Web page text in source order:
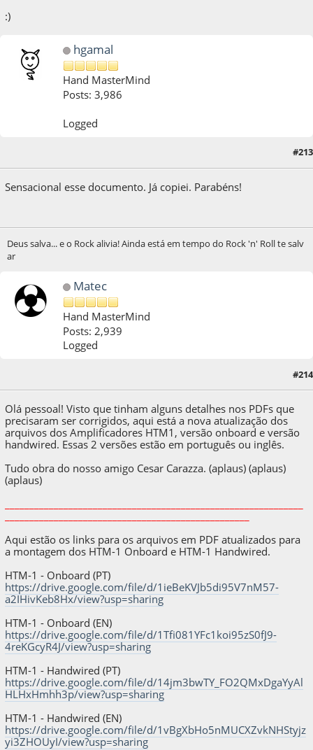
:)
hgamal
Hand MasterMind
Posts: 3,986
Logged
#213
Sensacional esse documento. Já copiei. Parabéns!
Deus salva... e o Rock alivia! Ainda está em tempo do Rock 'n' Roll te salv
ar
Matec
Hand MasterMind
Posts: 2,939
Logged
#214
Olá pessoal! Visto que tinham alguns detalhes nos PDFs que
precisaram ser corrigidos, aqui está a nova atualização dos
arquivos dos Amplificadores HTM1, versão onboard e versão
handwired. Essas 2 versões estão em português ou inglês.
Tudo obra do nosso amigo Cesar Carazza. (aplaus) (aplaus)
(aplaus)
Aqui estão os links para os arquivos em PDF atualizados para
a montagem dos HTM-1 Onboard e HTM-1 Handwired.
HTM-1 - Onboard (PT)
https://drive.google.com/file/d/1ieBeKVJb5di95V7nM57-
a2IHivKeb8Hx/view?usp=sharing
HTM-1 - Onboard (EN)
https://drive.google.com/file/d/1Tfi081YFc1koi95zS0fJ9-
4reKGcyR4J/view?usp=sharing
HTM-1 - Handwired (PT)
https://drive.google.com/file/d/14jm3bwTY_FO2QMxDgaYyAl
HLHxHmhh3p/view?usp=sharing
HTM-1 - Handwired (EN)
https://drive.google.com/file/d/1vBgXbHo5nMUCXZvkNHStyjz
yi3ZHOUyI/view?usp=sharing